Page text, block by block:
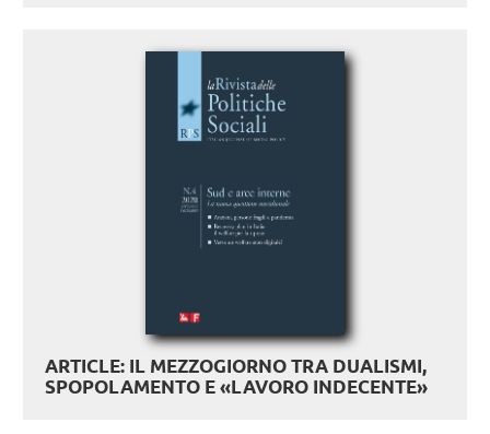
ARTICLE: IL MEZZOGIORNO TRA DUALISMI,
SPOPOLAMENTO E «LAVORO INDECENTE»